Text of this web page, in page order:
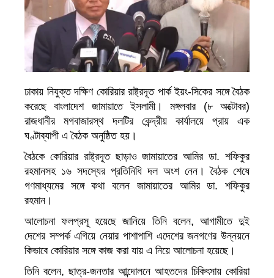
ঢাকায় নিযুক্ত দক্ষিণ কোরিয়ার রাষ্ট্রদূত পার্ক ইয়ং-সিকের সঙ্গে বৈঠক
করেছে বাংলাদেশ জামায়াতে ইসলামী। মঙ্গলবার (৮ অক্টোবর)
রাজধানীর মগবাজারস্থ দলটির কেন্দ্রীয় কার্যালয়ে প্রায় এক
ঘণ্টাব্যাপী এ বৈঠক অনুষ্ঠিত হয়।
বৈঠকে কোরিয়ার রাষ্ট্রদূত ছাড়াও জামায়াতের আমির ডা. শফিকুর
রহমানসহ ১৬ সদস্যের প্রতিনিধি দল অংশ নেন। বৈঠক শেষে
গণমাধ্যমের সঙ্গে কথা বলেন জামায়াতের আমির ডা. শফিকুর
রহমান।
আলোচনা ফলপ্রসূ হয়েছে জানিয়ে তিনি বলেন, আগামীতে দুই
দেশের সম্পর্ক এগিয়ে নেয়ার পাশাপাশি এদেশের জনগণের উন্নয়নে
কিভাবে কোরিয়ার সঙ্গে কাজ করা যায় এ নিয়ে আলোচনা হয়েছে।
তিনি বলেন, ছাত্র-জনতার আন্দোলনে আহতদের চিকিৎসায় কোরিয়া